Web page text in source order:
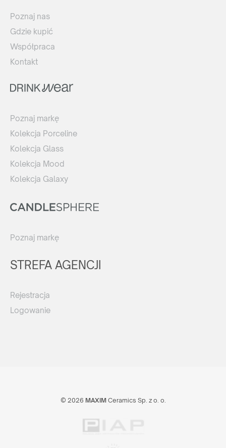
Poznaj nas
Gdzie kupić
Współpraca
Kontakt
Poznaj markę
Kolekcja Porceline
Kolekcja Glass
Kolekcja Mood
Kolekcja Galaxy
Poznaj markę
STREFA AGENCJI
Rejestracja
Logowanie
© 2026 MAXIMCeramics Sp. z o. o.